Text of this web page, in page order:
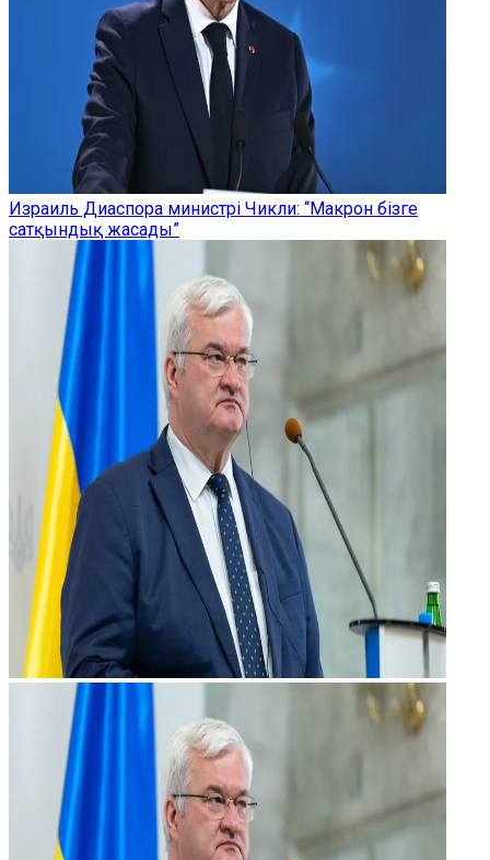
Израиль Диаспора министрі Чикли: “Макрон бізге
сатқындық жасады”